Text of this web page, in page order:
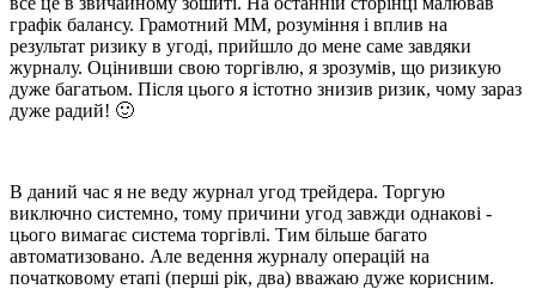
графік балансу. Грамотний ММ, розуміння і вплив на
результат ризику в угоді, прийшло до мене саме завдяки
журналу. Оцінивши свою торгівлю, я зрозумів, що ризикую
дуже багатьом. Після цього я істотно знизив ризик, чому зараз
дуже радий! 🙂
В даний час я не веду журнал угод трейдера. Торгую
виключно системно, тому причини угод завжди однакові -
цього вимагає система торгівлі. Тим більше багато
автоматизовано. Але ведення журналу операцій на
початковому етапі (перші рік, два) вважаю дуже корисним.